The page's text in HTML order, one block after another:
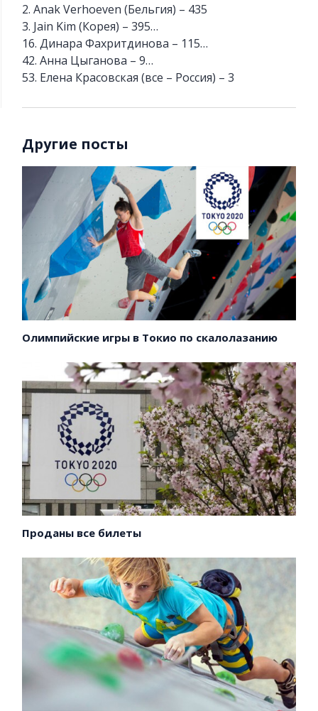
2. Anak Verhoeven (Бельгия) – 435
3. Jain Kim (Корея) – 395…
16. Динара Фахритдинова – 115…
42. Анна Цыганова – 9…
53. Елена Красовская (все – Россия) – 3
Другие посты
Олимпийские игры в Токио по скалолазанию
Проданы все билеты